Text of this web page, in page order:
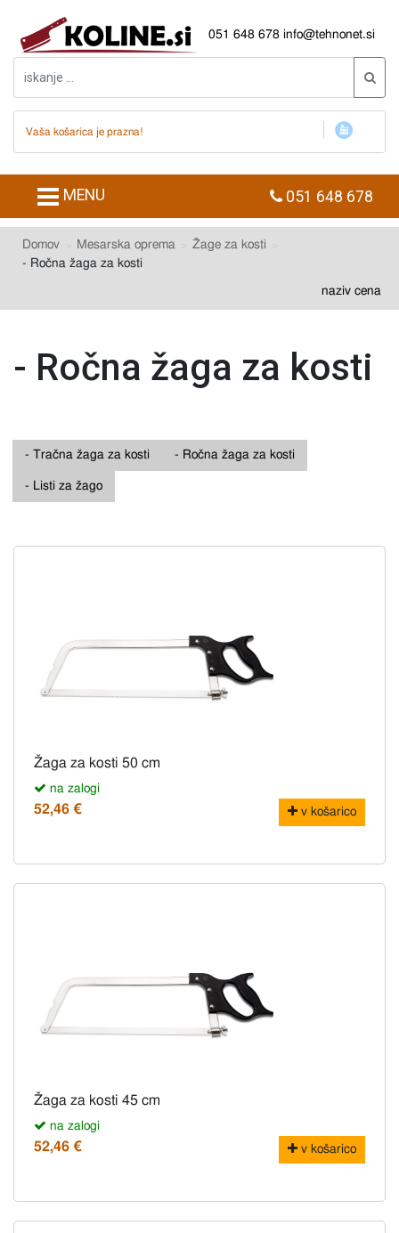
051 648 678 info@tehnonet.si
Vaša košarica je prazna!
MENU 051 648 678
Domov Mesarska oprema
Žage za kosti
- Ročna žaga za kosti
naziv cena
- Ročna žaga za kosti
- Tračna žaga za kosti - Ročna žaga za kosti
- Listi za žago
Žaga za kosti 50 cm
na zalogi
52,46 € v košarico
Žaga za kosti 45 cm
na zalogi
52,46 € v košarico